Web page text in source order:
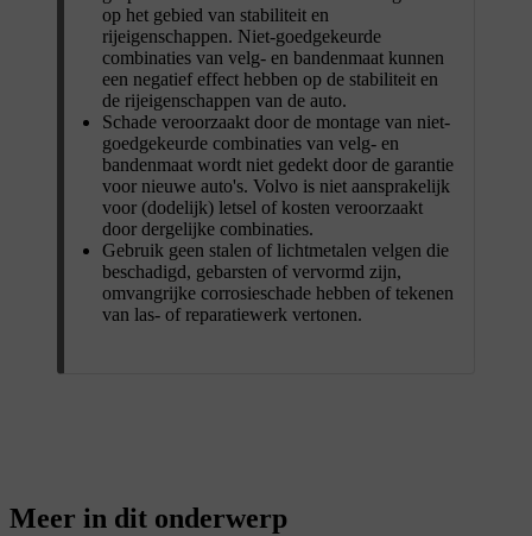
op het gebied van stabiliteit en
rijeigenschappen. Niet-goedgekeurde
combinaties van velg- en bandenmaat kunnen
een negatief effect hebben op de stabiliteit en
de rijeigenschappen van de auto.
Schade veroorzaakt door de montage van niet-
goedgekeurde combinaties van velg- en
bandenmaat wordt niet gedekt door de garantie
voor nieuwe auto's. Volvo is niet aansprakelijk
voor (dodelijk) letsel of kosten veroorzaakt
door dergelijke combinaties.
Gebruik geen stalen of lichtmetalen velgen die
beschadigd, gebarsten of vervormd zijn,
omvangrijke corrosieschade hebben of tekenen
van las- of reparatiewerk vertonen.
Meer in dit onderwerp